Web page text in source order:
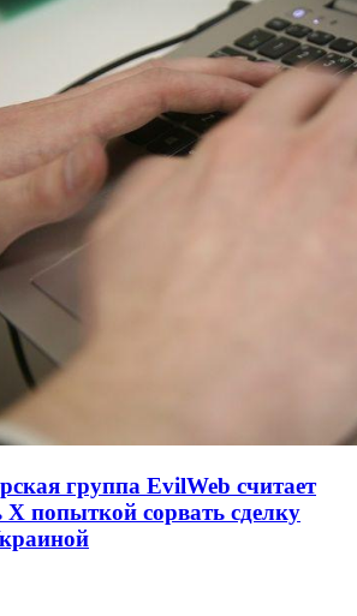
группа EvilWeb считает
Х попыткой сорвать сделку